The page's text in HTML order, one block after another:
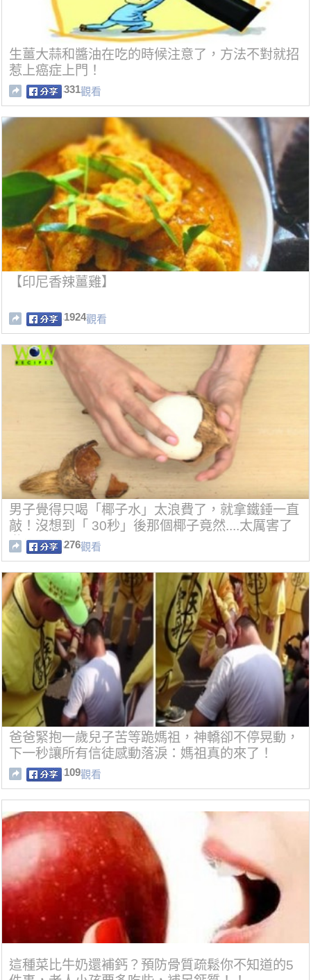
生薑大蒜和醬油在吃的時候注意了，方法不對就招
惹上癌症上門！
331觀看
【印尼香辣薑雞】
1924觀看
男子覺得只喝「椰子水」太浪費了，就拿鐵錘一直
敲！沒想到「 30秒」後那個椰子竟然....太厲害了
啦！
276觀看
爸爸緊抱一歲兒子苦等跪媽祖，神轎卻不停晃動，
下一秒讓所有信徒感動落淚：媽祖真的來了！
109觀看
這種菜比牛奶還補鈣？預防骨質疏鬆你不知道的5